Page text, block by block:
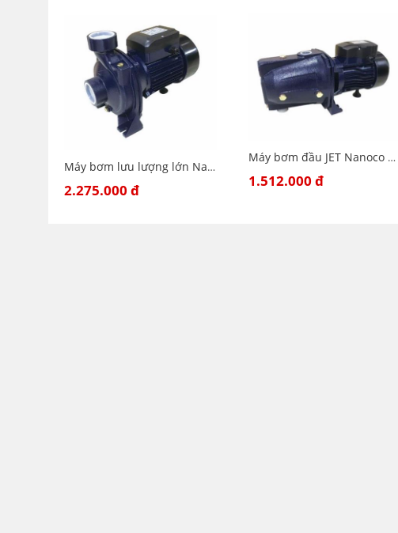
Máy bơm lưu lượng lớn Nanoco NHF1500
2.275.000 đ
Máy bơm đầu JET Nanoco NJET750
1.512.000 đ